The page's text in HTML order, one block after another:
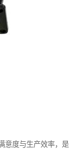
意度与生产效率，是